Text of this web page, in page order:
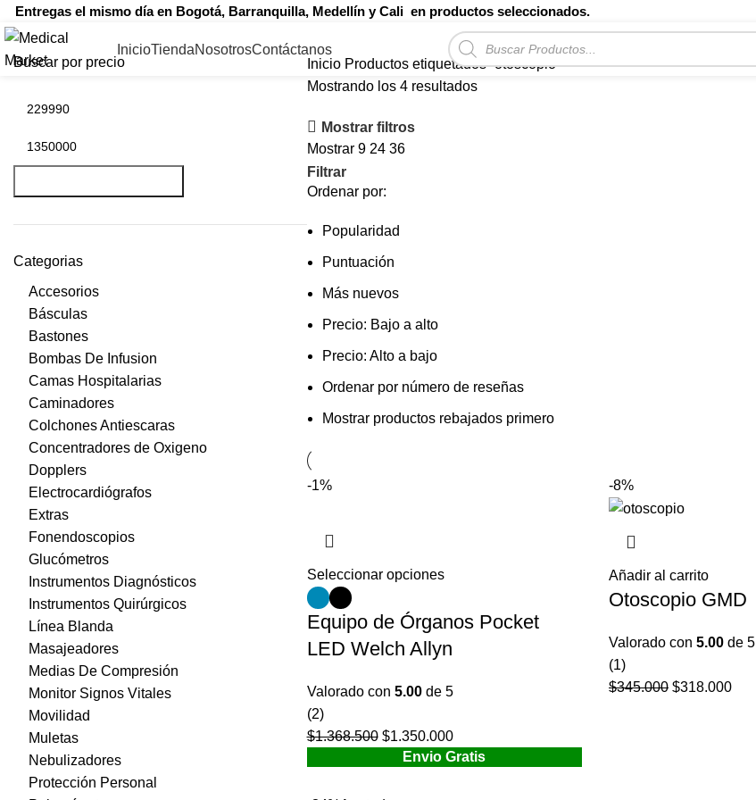
Entregas el mismo día en Bogotá, Barranquilla, Medellín y Cali en productos seleccionados.
InicioTiendaNosotrosContáctanos
Búsqueda
de
productos
otoscopio
Buscar por precio
Precio
Precio
Categorias
Accesorios
Básculas
Bastones
Bombas De Infusion
Camas Hospitalarias
Caminadores
Colchones Antiescaras
Concentradores de Oxigeno
Dopplers
Electrocardiógrafos
Extras
Fonendoscopios
Glucómetros
Instrumentos Diagnósticos
Instrumentos Quirúrgicos
Línea Blanda
Masajeadores
Medias De Compresión
Monitor Signos Vitales
Movilidad
Muletas
Nebulizadores
Protección Personal
Inicio Productos etiquetados “otoscopio”
Mostrando los 4 resultadosOrdenado
Mostrar filtros
Mostrar 9 24 36
Filtrar
Ordenar por:
Popularidad
Puntuación
Más nuevos
Precio: Bajo a alto
Precio: Alto a bajo
Ordenar por número de reseñas
Mostrar productos rebajados primero
-1%
Seleccionar opcionesEste
tiene
múltiples
Las
se
pueden
Equipo de Órganos Pocket
LED Welch Allyn
Valorado con 5.00de 5
(2)
$1.368.500 El
precio
$1.350.000El
precio
Envio Gratis
-8%
Añadir al carrito
Otoscopio GMD
Valorado con 5.00 de 5
(1)
$345.000 El
$318.000